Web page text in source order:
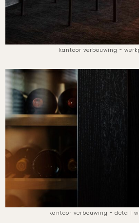
kantoor verbouwing -
kantoor verbouwing - detail